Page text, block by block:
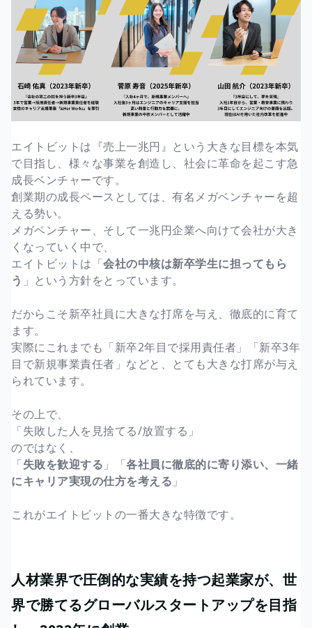
エイトビットは『売上一兆円』という大きな目標を本気
で目指し、様々な事業を創造し、社会に革命を起こす急
成長ベンチャーです。
創業期の成長ペースとしては、有名メガベンチャーを超
える勢い。
メガベンチャー、そして一兆円企業へ向けて会社が大き
くなっていく中で、
エイトビットは「会社の中核は新卒学生に担ってもら
う 」という方針をとっています。
だからこそ新卒社員に大きな打席を与え、徹底的に育て
ます。
実際にこれまでも「新卒2年目で採用責任者」「新卒3年
目で新規事業責任者」などと、とても大きな打席が与え
られています。
その上で、
「失敗した人を見捨てる/放置する」
のではなく、
「失敗を歓迎する 」「各社員に徹底的に寄り添い、一緒
にキャリア実現の仕方を考える 」
これがエイトビットの一番大きな特徴です。
人材業界で圧倒的な実績を持つ起業家が、世
界で勝てるグローバルスタートアップを目指